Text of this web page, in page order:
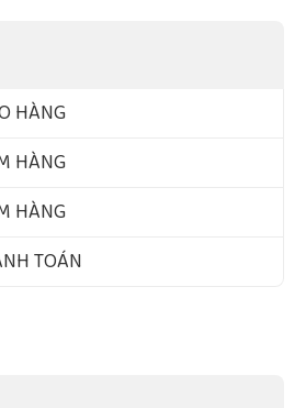
HÀNG
HÀNG
HÀNG
TOÁN